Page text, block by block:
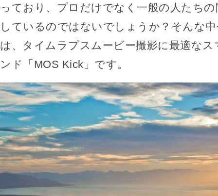
っており、プロだけでなく一般の人たち
しているのではないでしょうか？そんな
は、タイムラプスムービー撮影に最適な
ンド「MOS Kick」です。